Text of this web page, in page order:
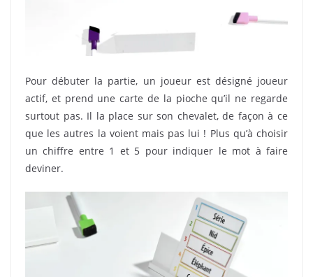
Pour débuter la partie, un joueur est désigné joueur
actif, et prend une carte de la pioche qu’il ne regarde
surtout pas. Il la place sur son chevalet, de façon à ce
que les autres la voient mais pas lui ! Plus qu’à choisir
un chiffre entre 1 et 5 pour indiquer le mot à faire
deviner.